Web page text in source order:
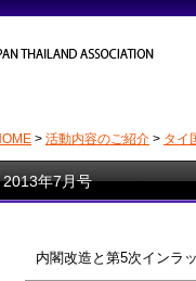
> 活動内容のご紹介 > タイ
2013年7月号
内閣改造と第5次インラ